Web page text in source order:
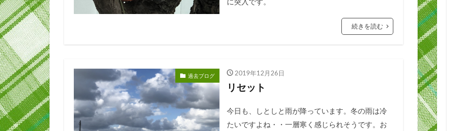
続きを読む
過去ブログ 2019年12月26日
リセット
今日も、しとしと雨が降っています。冬の雨は冷
たいですよね・・一層寒く感じられそうです。お